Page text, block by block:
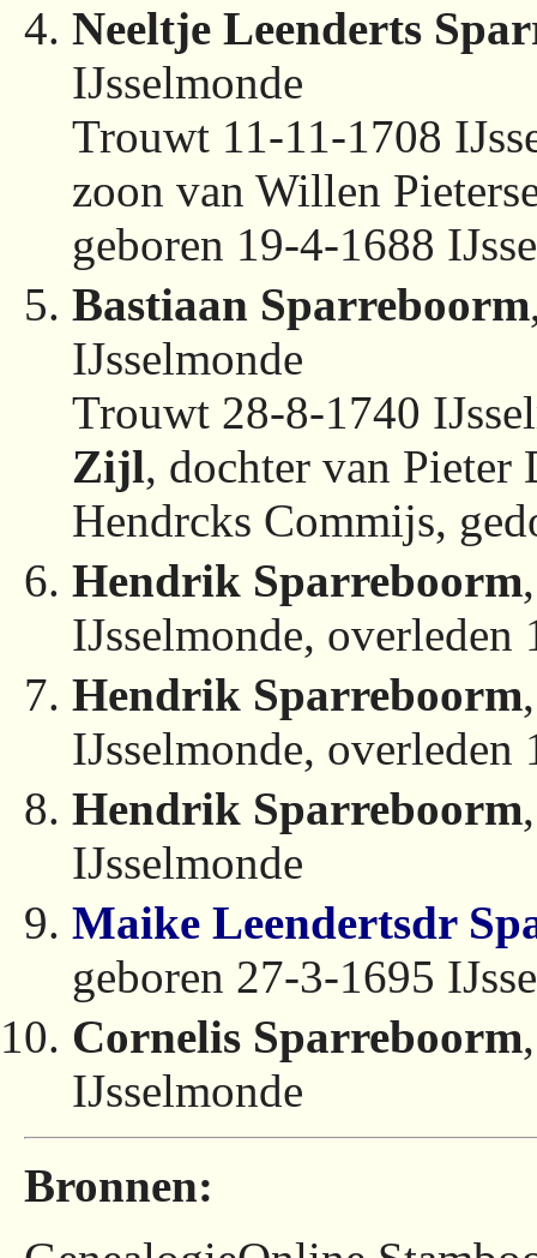
Neeltje Leenderts
IJsselmonde
Trouwt 11-11-1708
zoon van Willen
geboren 19-4-1688
Bastiaan Sparreboorm
IJsselmonde
Trouwt 28-8-1740
Zijl, dochter van
Hendrcks Commijs,
Hendrik Sparreboorm
IJsselmonde, overleden
Hendrik Sparreboorm
IJsselmonde, overleden
Hendrik Sparreboorm
IJsselmonde
Maike Leendertsdr
geboren 27-3-1695
Cornelis Sparreboorm
IJsselmonde
Bronnen: